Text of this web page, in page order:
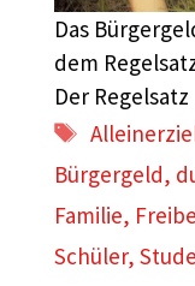
Das
dem
Der
Bürgergeld,
Familie,
Schüler,